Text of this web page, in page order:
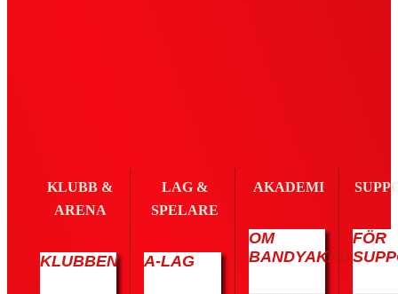
KLUBB &
ARENA
KLUBBEN
LAG &
SPELARE
A-LAG
AKADEMI
OM
BANDYAKADEMIN
FÖR